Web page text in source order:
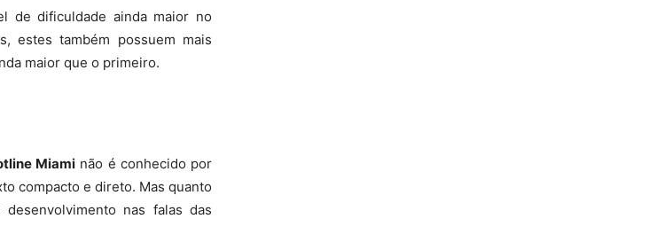
de dificuldade ainda maior no
estes também possuem mais
maior que o primeiro.
Miami não é conhecido por
compacto e direto. Mas quanto
nas falas das